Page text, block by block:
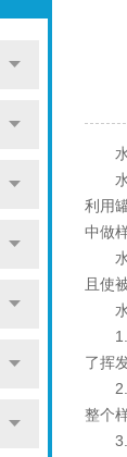
水
水
利用
中做
水
且使
水
1.在
了挥
2.我
整个
3.水